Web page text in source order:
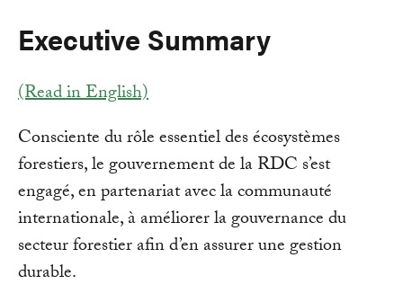
Executive Summary
(Read in English)
Consciente du rôle essentiel des écosystèmes
forestiers, le gouvernement de la RDC s’est
engagé, en partenariat avec la communauté
internationale, à améliorer la gouvernance du
secteur forestier afin d’en assurer une gestion
durable.